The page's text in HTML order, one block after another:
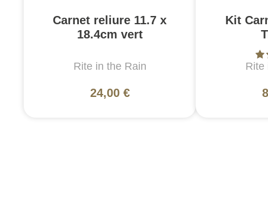
Carnet reliure 11.7 x
18.4cm vert
Rite in the Rain
24,00 €
Kit
Rite